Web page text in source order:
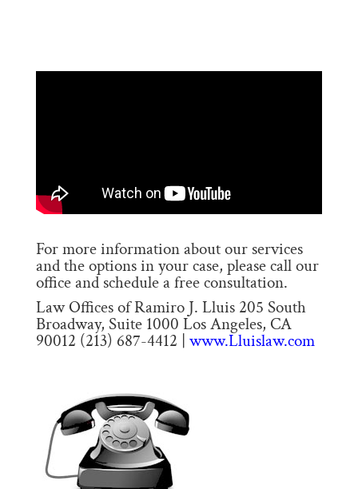
For more information about our services
and the options in your case, please call our
office and schedule a free consultation.
Law Offices of Ramiro J. Lluis 205 South
Broadway, Suite 1000 Los Angeles, CA
90012 (213) 687-4412 | www.Lluislaw.com